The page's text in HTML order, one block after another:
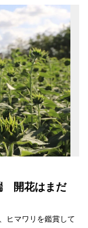
開花はまだ
ヒマワリを鑑賞して